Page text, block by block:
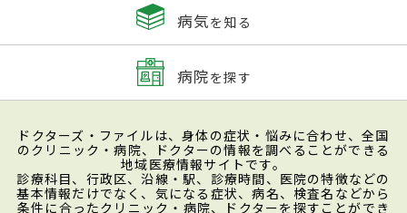
病気を知る
病院を探す
ドクターズ・ファイルは、身体の症状・悩みに合わせ、全国
のクリニック・病院、ドクターの情報を調べることができる
地域医療情報サイトです。
診療科目、行政区、沿線・駅、診療時間、医院の特徴などの
基本情報だけでなく、気になる症状、病名、検査名などから
条件に合ったクリニック・病院、ドクターを探すことができ